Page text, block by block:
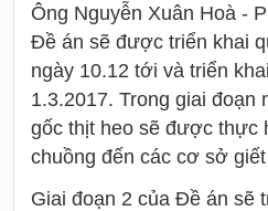
Ông Nguyễn Xuân Hoà -
Đề án sẽ được triển khai
ngày 10.12 tới và triển
1.3.2017. Trong giai đoạn
gốc thịt heo sẽ được thực
chuồng đến các cơ sở
Giai đoạn 2 của Đề án sẽ